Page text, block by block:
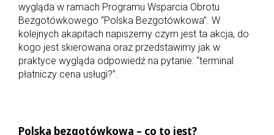
wygląda w ramach Programu Wsparcia Obrotu
Bezgotówkowego “Polska Bezgotówkowa”. W
kolejnych akapitach napiszemy czym jest ta akcja, do
kogo jest skierowana oraz przedstawimy jak w
praktyce wygląda odpowiedź na pytanie: “terminal
płatniczy cena usługi?”.
Polska bezgotówkowa – co to jest?